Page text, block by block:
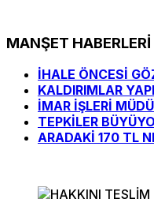
MANŞET HABERLERİ
İHALE ÖNCESİ
KALDIRIMLAR
İMAR İŞLERİ
TEPKİLER
ARADAKİ 170 TL